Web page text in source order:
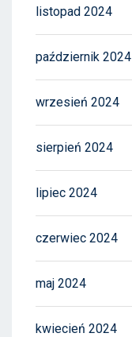
listopad 2024
październik 2024
wrzesień 2024
sierpień 2024
lipiec 2024
czerwiec 2024
maj 2024
kwiecień 2024